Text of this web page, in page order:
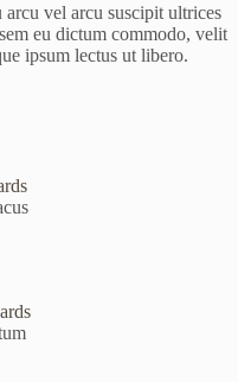
vel arcu suscipit ultrices
eu dictum commodo, velit
ipsum lectus ut libero.